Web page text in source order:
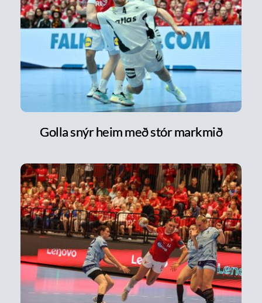
Golla snýr heim með stór markmið